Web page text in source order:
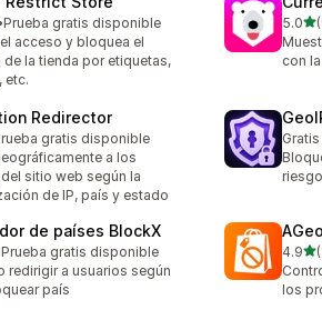
en total
Prueba gratis disponible
acceso y bloquea el
la tienda por etiquetas,
etc.
5.0de
90
con
Redirector
totalgratis disponible
a los
sitio web según la
de IP, país y estado
Gratis
riesgo
de países BlockX
en total
Prueba gratis disponible
redirigir a usuarios según
país
4.9de
10
los